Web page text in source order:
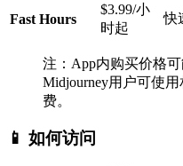
Fast Hours
$3.99/小
时起
快
注：App内购买价格
Midjourney用户可使
费。
📱 如何访问